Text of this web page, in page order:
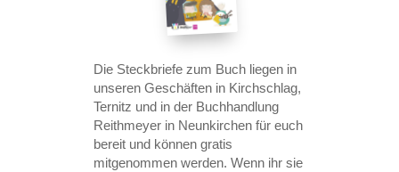
Die Steckbriefe zum Buch liegen in
unseren Geschäften in Kirchschlag,
Ternitz und in der Buchhandlung
Reithmeyer in Neunkirchen für euch
bereit und können gratis
mitgenommen werden. Wenn ihr sie